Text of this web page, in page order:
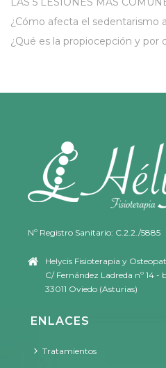
¿Cómo afecta el sedentarismo
¿Qué es la propiocepción y por
Nº Registro Sanitario: C.2.2./5885
Helycis Fisioterapia y
C/ Fernández Ladreda nº 14 -
33011 Oviedo (Asturias)
ENLACES
Tratamientos